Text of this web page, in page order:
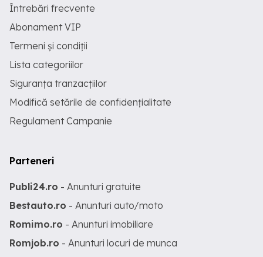
Întrebări frecvente
Abonament VIP
Termeni și condiții
Lista categoriilor
Siguranța tranzacțiilor
Modifică setările de confidențialitate
Regulament Campanie
Parteneri
Publi24.ro - Anunturi gratuite
Bestauto.ro - Anunturi auto/moto
Romimo.ro - Anunturi imobiliare
Romjob.ro - Anunturi locuri de munca